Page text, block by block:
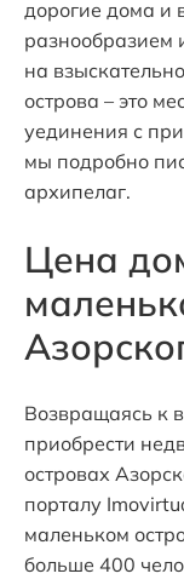
дорогие дома и
разнообразием
на
острова – это
уединения с
мы подробно
архипелаг.
Цена
Возвращаясь к
приобрести
островах
порталу
маленьком
больше 400